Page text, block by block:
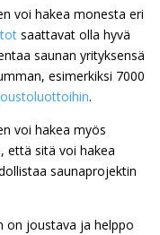
voi hakea monesta eri
saattavat olla hyvä
saunan yrityksensä
esimerkiksi 7000
.
voi hakea myös
että sitä voi hakea
saunaprojektin
on joustava ja helppo